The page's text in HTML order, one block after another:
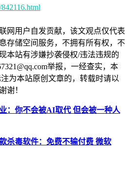
网用户自发贡献，该文观点仅代表
存储空间服务，不拥有所有权，不
本站有涉嫌抄袭侵权/违法违规的
举报，一经查实，本
为本站原创文章的，转载时请以
谢！
：你不会被AI取代 但会被一种人
杀毒软件：免费不输付费 微软